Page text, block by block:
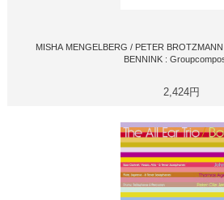
MISHA MENGELBERG / PETER
BENNINK :
2,424円